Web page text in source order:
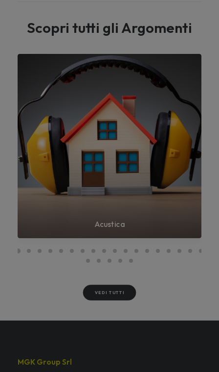
Scopri tutti gli Argomenti
Acustica
VEDI TUTTI
MGK Group Srl